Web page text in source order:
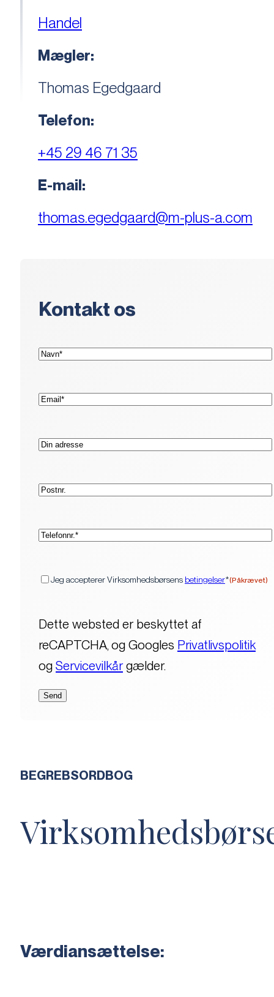
Handel
Mægler:
Thomas Egedgaard
Telefon:
+45 29 46 71 35
E-mail:
thomas.egedgaard@m-plus-a.com
Kontakt os
Navn*
E-
mail*
Adresse
Postnr.
Telefon*
Jeg accepterer Virksomhedsbørsens betingelser*(Påkrævet)
Dette websted er beskyttet af
reCAPTCHA, og Googles Privatlivspolitik
og Servicevilkårgælder.
BEGREBSORDBOG
Værdiansættelse: